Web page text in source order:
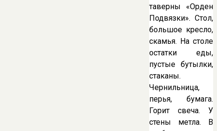
таверны «Орден
Подвязки». Стол,
большое кресло,
скамья. На столе
остатки еды,
пустые бутылки,
стаканы.
Чернильница,
перья, бумага.
Горит свеча. У
стены метла. В